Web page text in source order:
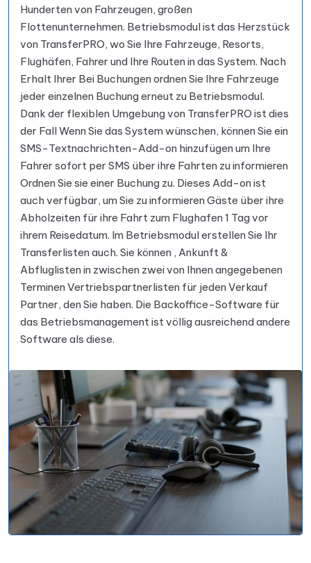
Hunderten von Fahrzeugen, großen
Flottenunternehmen. Betriebsmodul ist das Herzstück
von TransferPRO, wo Sie Ihre Fahrzeuge, Resorts,
Flughäfen, Fahrer und Ihre Routen in das System. Nach
Erhalt Ihrer Bei Buchungen ordnen Sie Ihre Fahrzeuge
jeder einzelnen Buchung erneut zu Betriebsmodul.
Dank der flexiblen Umgebung von TransferPRO ist dies
der Fall Wenn Sie das System wünschen, können Sie ein
SMS-Textnachrichten-Add-on hinzufügen um Ihre
Fahrer sofort per SMS über ihre Fahrten zu informieren
Ordnen Sie sie einer Buchung zu. Dieses Add-on ist
auch verfügbar, um Sie zu informieren Gäste über ihre
Abholzeiten für ihre Fahrt zum Flughafen 1 Tag vor
ihrem Reisedatum. Im Betriebsmodul erstellen Sie Ihr
Transferlisten auch. Sie können , Ankunft &
Abfluglisten in zwischen zwei von Ihnen angegebenen
Terminen Vertriebspartnerlisten für jeden Verkauf
Partner, den Sie haben. Die Backoffice-Software für
das Betriebsmanagement ist völlig ausreichend andere
Software als diese.